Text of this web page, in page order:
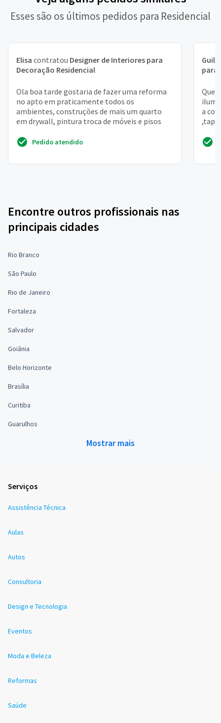
Esses são os últimos pedidos para Residencial
Elisa contratou Designer de Interiores para
Decoração Residencial
Ola boa tarde gostaria de fazer uma reforma
no apto em praticamente todos os
ambientes, construções de mais um quarto
em drywall, pintura troca de móveis e pisos
Pedido atendido
para
a
Encontre outros profissionais nas
principais cidades
Rio Branco
São Paulo
Rio de Janeiro
Fortaleza
Salvador
Goiânia
Belo Horizonte
Brasília
Curitiba
Guarulhos
Mostrar mais
Serviços
Assistência Técnica
Aulas
Autos
Consultoria
Design e Tecnologia
Eventos
Moda e Beleza
Reformas
Saúde